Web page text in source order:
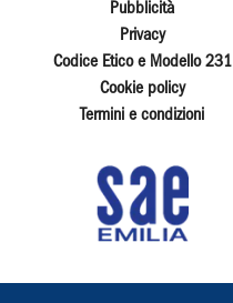
Pubblicità
Privacy
Codice Etico e Modello 231
Cookie policy
Termini e condizioni